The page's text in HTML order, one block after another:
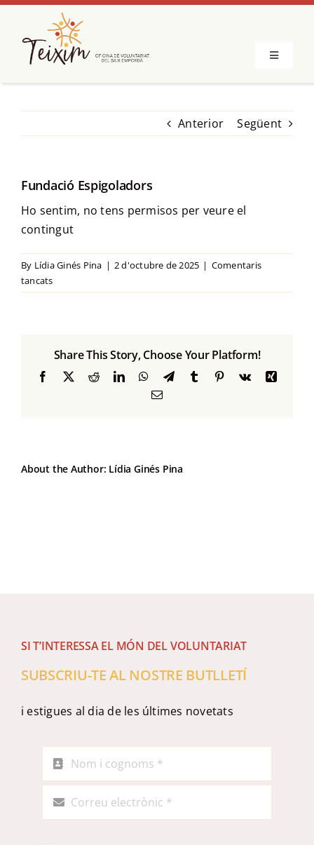
Skip
content
Toggle
Voluntaris
Entitats
Recursos
Notícies
Anterior Següent
Fundació Espigoladors
Ho sentim, no tens permisos per veure el
contingut
By Lídia Ginés Pina | 2 d'octubre de 2025 | Comentaris
tancatsa
Fundació
Share This Story, Choose Your Platform!
Facebook
X RedditLinkedInWhatsApp
TelegramTumblr Pinterest
Vk
Xing
Email:
About the Author: Lídia Ginés Pina
SI T’INTERESSA EL MÓN DEL VOLUNTARIAT
SUBSCRIU-TE AL NOSTRE BUTLLETÍ
i estigues al dia de les últimes novetats